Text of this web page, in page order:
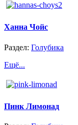
Ханна Чойс
Раздел: Голубика
Ещё...
Пинк Лимонад